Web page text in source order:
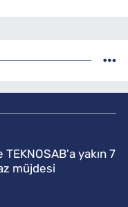
yakın 7
müjdesi